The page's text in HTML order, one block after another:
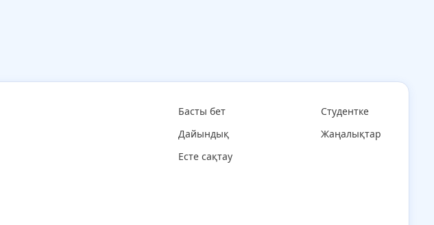
Басты бет
Дайындық
Есте сақтау
Студентке
Жаңалықтар